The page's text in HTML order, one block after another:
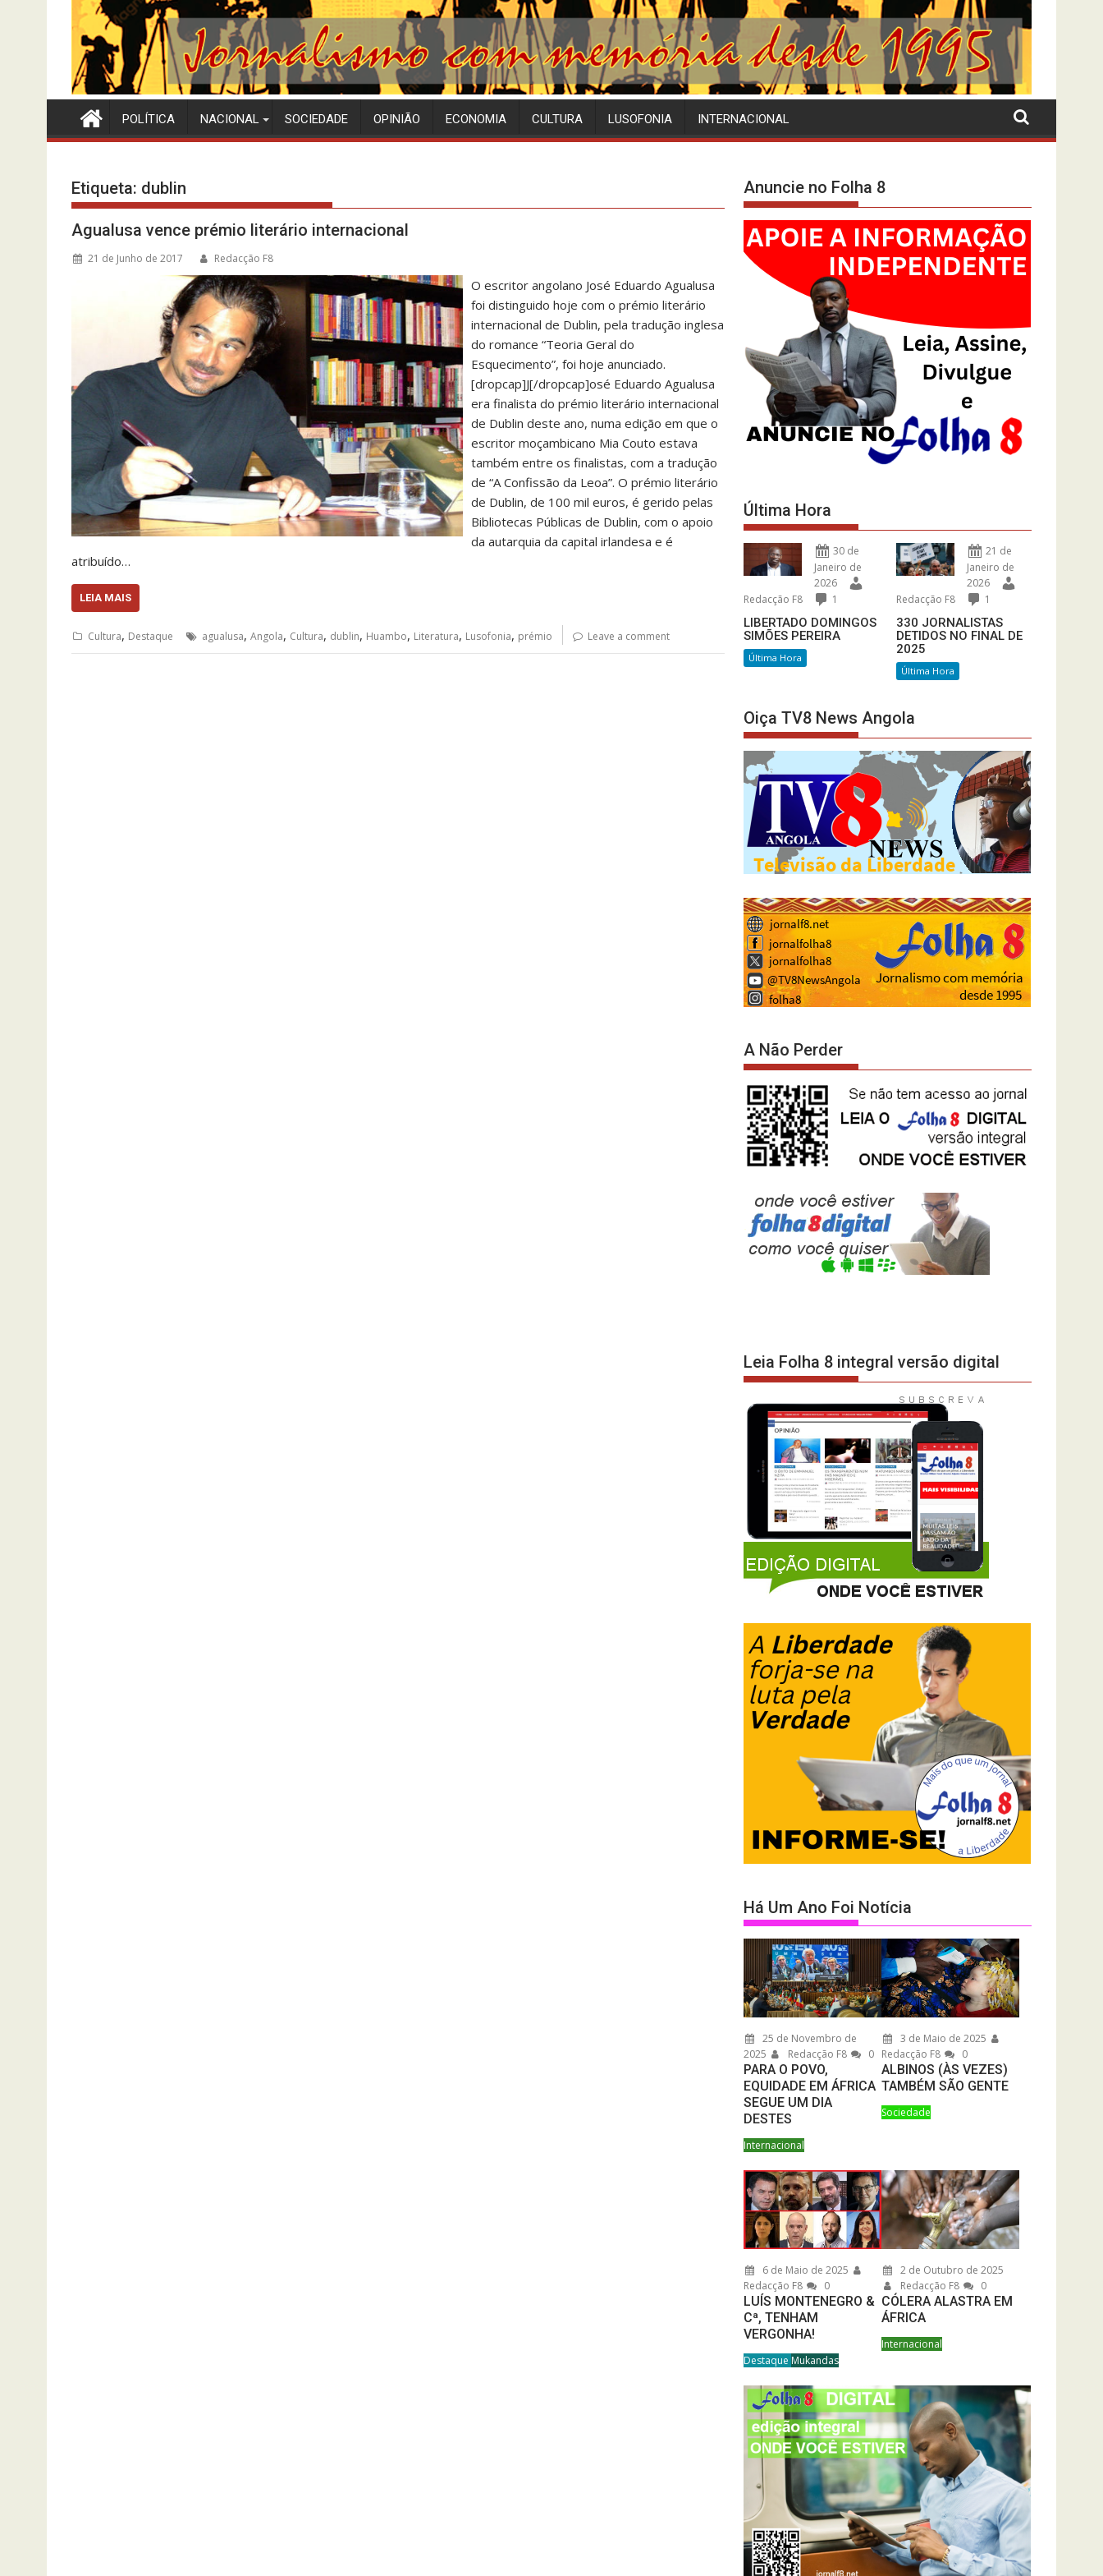
POLÍTICA NACIONAL SOCIEDADE OPINIÃO ECONOMIA CULTURA LUSOFONIA INTERNACIONAL
Etiqueta: dublin
Agualusa vence prémio literário internacional
21 de Junho de 2017 Redacção F8
O escritor angolano José Eduardo Agualusa
foi distinguido hoje com o prémio literário
internacional de Dublin, pela tradução inglesa
do romance “Teoria Geral do
Esquecimento”, foi hoje anunciado.
[dropcap]J[/dropcap]osé Eduardo Agualusa
era finalista do prémio literário internacional
de Dublin deste ano, numa edição em que o
escritor moçambicano Mia Couto estava
também entre os finalistas, com a tradução
de “A Confissão da Leoa”. O prémio literário
de Dublin, de 100 mil euros, é gerido pelas
Bibliotecas Públicas de Dublin, com o apoio
da autarquia da capital irlandesa e é
atribuído…
LEIA MAIS
Cultura, Destaque agualusa, Angola, Cultura, dublin, Huambo, Literatura, Lusofonia, prémio Leave a comment
Anuncie no Folha 8
Última Hora
30 de
Janeiro de
2026
Redacção F8
1
LIBERTADO DOMINGOS
SIMÕES PEREIRA
Última Hora
21 de
Janeiro de
2026
Redacção F8
1
330 JORNALISTAS
DETIDOS NO FINAL DE
2025
Última Hora
Oiça TV8 News Angola
A Não Perder
Leia Folha 8 integral versão digital
Há Um Ano Foi Notícia
25 de Novembro de
2025
Redacção F8 0
PARA O POVO,
EQUIDADE EM ÁFRICA
SEGUE UM DIA
DESTES
Internacional
3 de Maio de 2025
Redacção F8
0
ALBINOS (ÀS VEZES)
TAMBÉM SÃO GENTE
Sociedade
6 de Maio de 2025
Redacção F8
0
LUÍS MONTENEGRO &
Cª, TENHAM
VERGONHA!
Destaque Mukandas
2 de Outubro de 2025
Redacção F8
0
CÓLERA ALASTRA EM
ÁFRICA
Internacional